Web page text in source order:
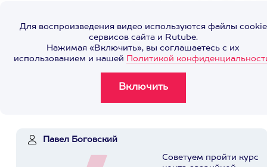
Для воспроизведения видео используются файлы cookie
сервисов сайта и Rutube.
Нажимая «Включить», вы соглашаетесь с их
использованием и нашей Политикой
Павел Боговский
Советуем пройти курс